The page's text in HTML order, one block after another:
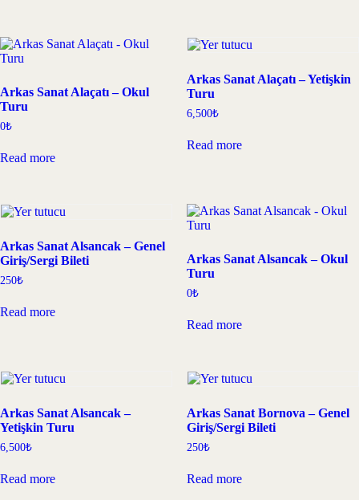
Arkas Sanat Alaçatı – Okul
Turu
0₺
Read more
Arkas Sanat Alaçatı – Yetişkin
Turu
6,500₺
Read more
Arkas Sanat Alsancak – Genel
Giriş/Sergi Bileti
250₺
Read more
Arkas Sanat Alsancak – Okul
Turu
0₺
Read more
Arkas Sanat Alsancak –
Yetişkin Turu
6,500₺
Read more
Arkas Sanat Bornova – Genel
Giriş/Sergi Bileti
250₺
Read more